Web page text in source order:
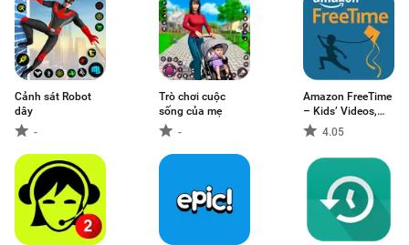
Cảnh sát Robot
dây
-
Trò chơi cuộc
sống của mẹ
-
Amazon FreeTime
– Kids’ Videos,
Books, & TV
shows
4.05